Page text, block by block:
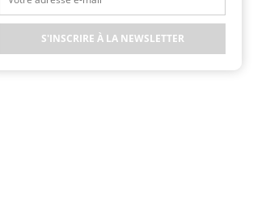
S'INSCRIRE À LA NEWSLETTER